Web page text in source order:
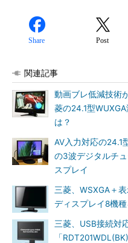
Share Post
関連記事
動画ブレ低減技術
菱の24.1型
は？
AV入力対応の24.1
の3波デジタルチ
スプレイ
三菱、WSXGA＋
ディスプレイ8機
三菱、USB接続対
「RDT201WDL(BK)